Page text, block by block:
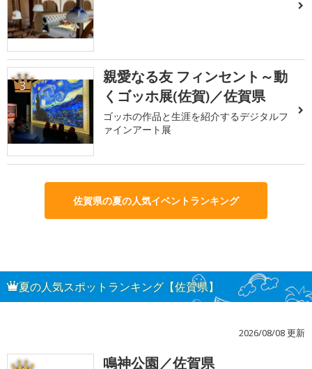
3
親愛なる友 フィンセント～動
くゴッホ展(佐賀)／佐賀県
ゴッホの作品と生涯を紹介するデジタルフ
ァインアート展
佐賀県の夏の人気イベントランキング
夏の人気スポットランキング【佐賀県】
2026/08/08 更新
鳴神公園／佐賀県